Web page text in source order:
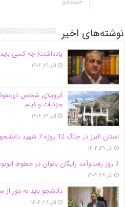
نوشته‌های اخیر
یادداشت| ‌چه کسی
آذر ۲۹, ۱۴۰۴
اَبَر‌ویلای شخص
جزئیات و فیلم
آذر ۲۹, ۱۴۰۴
استان البرز در جنگ 12 روزه 7 شهید دانشجو تقدیم انقلاب کرد
آذر ۲۹, ۱۴۰۴
3 روز رفت‌وآمد رایگان بانوان در خطوط اتوبوسرانی شهری کرج
آذر ۲۸, ۱۴۰۴
دانشجو باید به دور
آذر ۲۸, ۱۴۰۴